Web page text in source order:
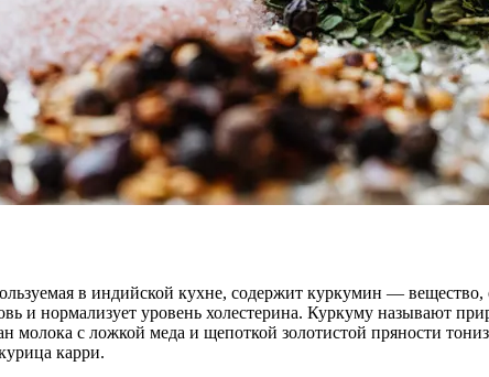
в индийской кухне, содержит куркумин —
и нормализует уровень холестерина. Куркуму называют
молока с ложкой меда и щепоткой золотистой пряности
карри.